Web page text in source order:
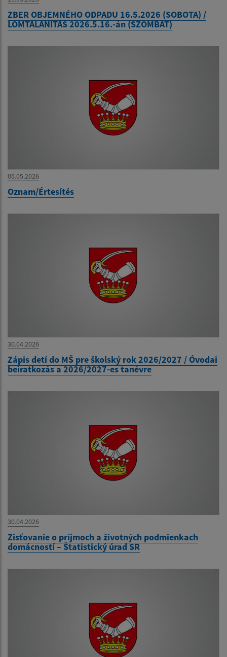
ZBER OBJEMNÉHO ODPADU 16.5.2026 (SOBOTA) /
LOMTALANÍTÁS 2026.5.16.-án (SZOMBAT)
05.05.2026
Oznam/Értesítés
30.04.2026
Zápis detí do MŠ pre školský rok 2026/2027 / Óvodai
beiratkozás a 2026/2027-es tanévre
30.04.2026
Zisťovanie o príjmoch a životných podmienkach
domácností – Štatistický úrad SR